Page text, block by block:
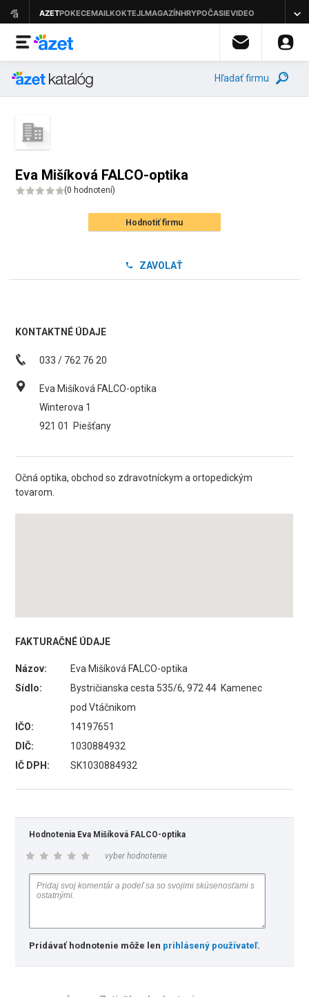
Hľadať firmu
Eva Mišíková FALCO-optika
(0 hodnotení)
Hodnotiť firmu
ZAVOLAŤ
KONTAKTNÉ ÚDAJE
033 / 762 76 20
Eva Mišíková FALCO-optika
Winterova 1
921 01
Piešťany
Očná optika, obchod so zdravotníckym a ortopedickým
tovarom.
FAKTURAČNÉ ÚDAJE
Názov:
Eva Mišíková FALCO-optika
Sídlo:
Bystričianska cesta 535/6, 972 44 Kamenec
pod Vtáčnikom
IČO:
14197651
DIČ:
1030884932
IČ DPH:
SK1030884932
Hodnotenia Eva Mišíková FALCO-optika
vyber hodnotenie
Pridávať hodnotenie môže len prihlásený používateľ.